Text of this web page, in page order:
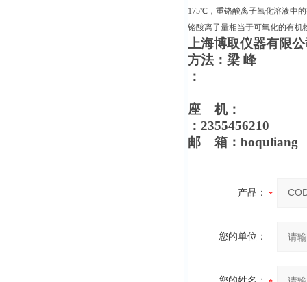
175℃，重铬酸离子氧化溶液中
铬酸离子量相当于可氧化的有机
上海博取仪器有限
方法：梁 峰
：
座 机：
：2355456210
邮 箱：boquliang
产品：
您的单位：